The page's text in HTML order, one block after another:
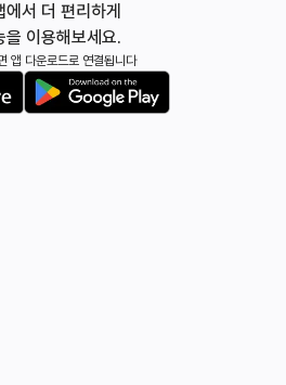
서 더 편리하게
을 이용해보세요.
앱 다운로드로 연결됩니다